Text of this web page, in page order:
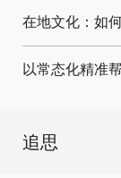
在地文化：如
以常态化精准
追思